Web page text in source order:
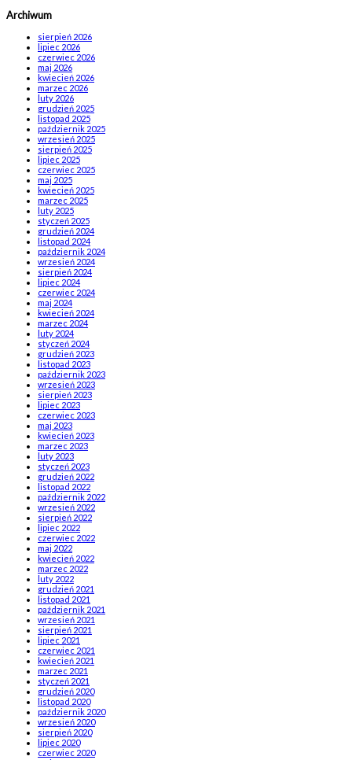
Archiwum
sierpień 2026
lipiec 2026
czerwiec 2026
maj 2026
kwiecień 2026
marzec 2026
luty 2026
grudzień 2025
listopad 2025
październik 2025
wrzesień 2025
sierpień 2025
lipiec 2025
czerwiec 2025
maj 2025
kwiecień 2025
marzec 2025
luty 2025
styczeń 2025
grudzień 2024
listopad 2024
październik 2024
wrzesień 2024
sierpień 2024
lipiec 2024
czerwiec 2024
maj 2024
kwiecień 2024
marzec 2024
luty 2024
styczeń 2024
grudzień 2023
listopad 2023
październik 2023
wrzesień 2023
sierpień 2023
lipiec 2023
czerwiec 2023
maj 2023
kwiecień 2023
marzec 2023
luty 2023
styczeń 2023
grudzień 2022
listopad 2022
październik 2022
wrzesień 2022
sierpień 2022
lipiec 2022
czerwiec 2022
maj 2022
kwiecień 2022
marzec 2022
luty 2022
grudzień 2021
listopad 2021
październik 2021
wrzesień 2021
sierpień 2021
lipiec 2021
czerwiec 2021
kwiecień 2021
marzec 2021
styczeń 2021
grudzień 2020
listopad 2020
październik 2020
wrzesień 2020
sierpień 2020
lipiec 2020
czerwiec 2020